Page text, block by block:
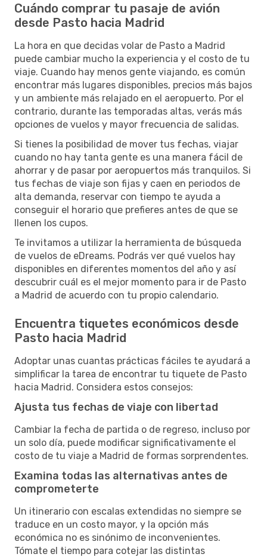
Cuándo comprar tu pasaje de avión
desde Pasto hacia Madrid
La hora en que decidas volar de Pasto a Madrid
puede cambiar mucho la experiencia y el costo de tu
viaje. Cuando hay menos gente viajando, es común
encontrar más lugares disponibles, precios más bajos
y un ambiente más relajado en el aeropuerto. Por el
contrario, durante las temporadas altas, verás más
opciones de vuelos y mayor frecuencia de salidas.
Si tienes la posibilidad de mover tus fechas, viajar
cuando no hay tanta gente es una manera fácil de
ahorrar y de pasar por aeropuertos más tranquilos. Si
tus fechas de viaje son fijas y caen en periodos de
alta demanda, reservar con tiempo te ayuda a
conseguir el horario que prefieres antes de que se
llenen los cupos.
Te invitamos a utilizar la herramienta de búsqueda
de vuelos de eDreams. Podrás ver qué vuelos hay
disponibles en diferentes momentos del año y así
descubrir cuál es el mejor momento para ir de Pasto
a Madrid de acuerdo con tu propio calendario.
Encuentra tiquetes económicos desde
Pasto hacia Madrid
Adoptar unas cuantas prácticas fáciles te ayudará a
simplificar la tarea de encontrar tu tiquete de Pasto
hacia Madrid. Considera estos consejos:
Ajusta tus fechas de viaje con libertad
Cambiar la fecha de partida o de regreso, incluso por
un solo día, puede modificar significativamente el
costo de tu viaje a Madrid de formas sorprendentes.
Examina todas las alternativas antes de
comprometerte
Un itinerario con escalas extendidas no siempre se
traduce en un costo mayor, y la opción más
económica no es sinónimo de inconvenientes.
Tómate el tiempo para cotejar las distintas